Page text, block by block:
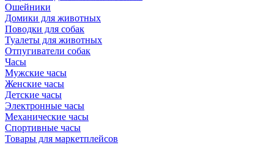
Ошейники
Домики для животных
Поводки для собак
Туалеты для животных
Отпугиватели собак
Часы
Мужские часы
Женские часы
Детские часы
Электронные часы
Механические часы
Спортивные часы
Товары для маркетплейсов